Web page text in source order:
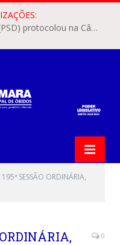
O vereador Rylder Ribeiro Afonso (PSD) protocolou na Câmara Municipal de Óbidos o Requerimento nº 346/2026.
SESSÃO ORDINÁRIA,
0